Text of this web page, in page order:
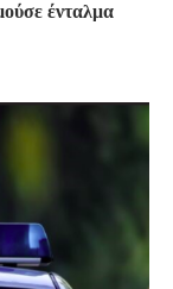
ένταλμα